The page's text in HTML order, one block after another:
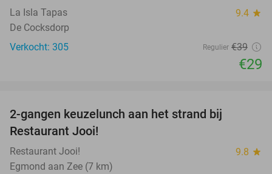
La Isla Tapas 9.4 star
De Cocksdorp
Verkocht: 305
Regulier €39
€29
2-gangen keuzelunch aan het strand bij
Restaurant Jooi!
Restaurant Jooi! 9.8 star
Egmond aan Zee (7 km)